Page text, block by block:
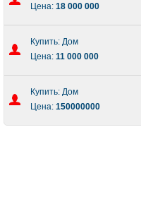
Цена: 18 000 000
Купить: Дом
Цена: 11 000 000
Купить: Дом
Цена: 150000000